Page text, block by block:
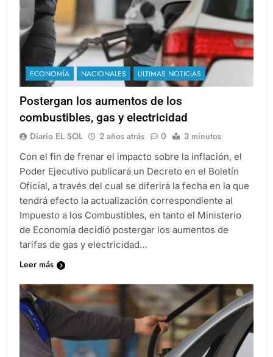
ECONOMÍA NACIONALES ULTIMAS NOTICIAS
Postergan los aumentos de los
combustibles, gas y electricidad
Diario EL SOL 2 años atrás 0 3 minutos
Con el fin de frenar el impacto sobre la inflación, el
Poder Ejecutivo publicará un Decreto en el Boletín
Oficial, a través del cual se diferirá la fecha en la que
tendrá efecto la actualización correspondiente al
Impuesto a los Combustibles, en tanto el Ministerio
de Economía decidió postergar los aumentos de
tarifas de gas y electricidad…
Leer más